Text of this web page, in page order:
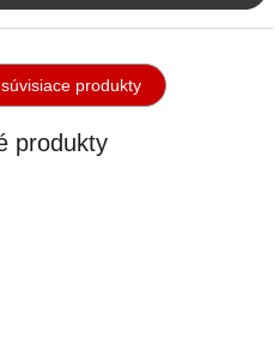
produkty
produkty